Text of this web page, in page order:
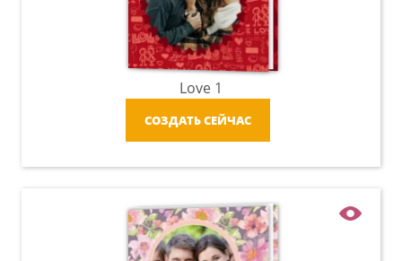
Love 1
СОЗДАТЬ СЕЙЧАС